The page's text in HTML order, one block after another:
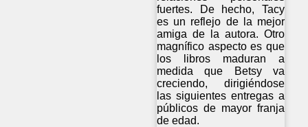
fuertes. De hecho, Tacy
es un reflejo de la mejor
amiga de la autora. Otro
magnífico aspecto es que
los libros maduran a
medida que Betsy va
creciendo, dirigiéndose
las siguientes entregas a
públicos de mayor franja
de edad.